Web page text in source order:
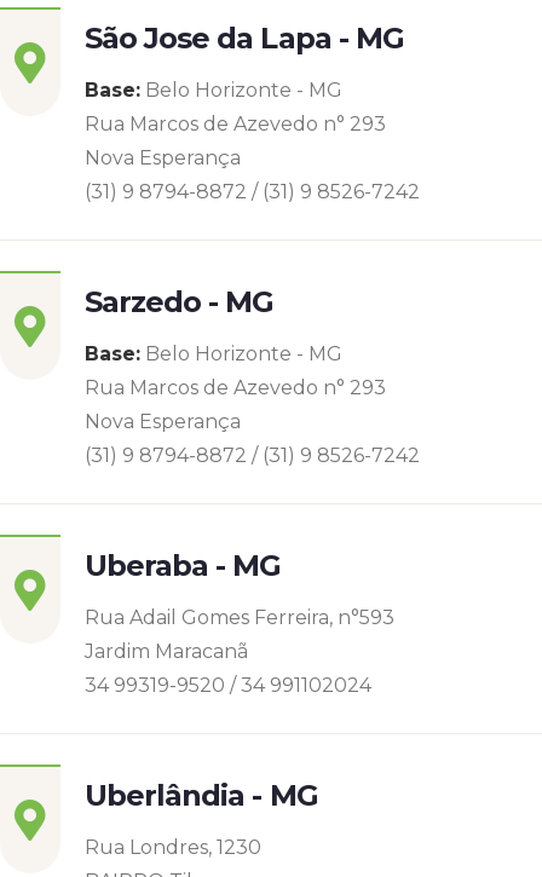
São Jose da Lapa - MG
Base: Belo Horizonte - MG
Rua Marcos de Azevedo n° 293
Nova Esperança
(31) 9 8794-8872 / (31) 9 8526-7242
Sarzedo - MG
Base: Belo Horizonte - MG
Rua Marcos de Azevedo n° 293
Nova Esperança
(31) 9 8794-8872 / (31) 9 8526-7242
Uberaba - MG
Rua Adail Gomes Ferreira, n°593
Jardim Maracanã
34 99319-9520 / 34 991102024
Uberlândia - MG
Rua Londres, 1230